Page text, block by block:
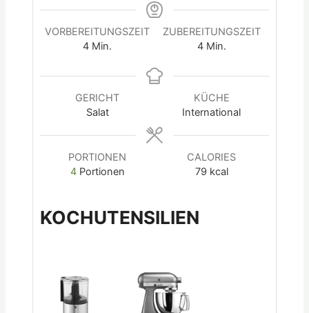
VORBEREITUNGSZEIT
4 Min.
ZUBEREITUNGSZEIT
4 Min.
GERICHT
Salat
KÜCHE
International
PORTIONEN
4 Portionen
CALORIES
79 kcal
KOCHUTENSILIEN